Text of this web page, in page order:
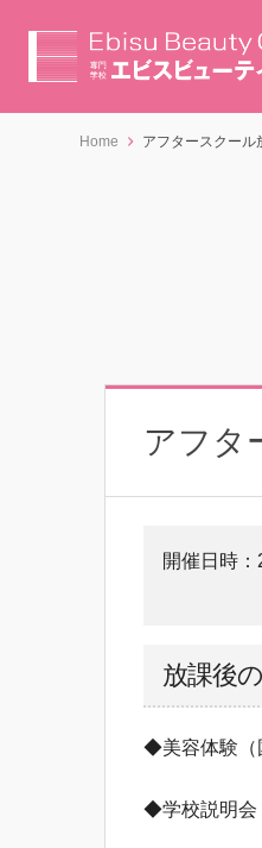
Home アフタースクール
アフタ
開催日時：
放課後
◆美容体験（
◆学校説明会